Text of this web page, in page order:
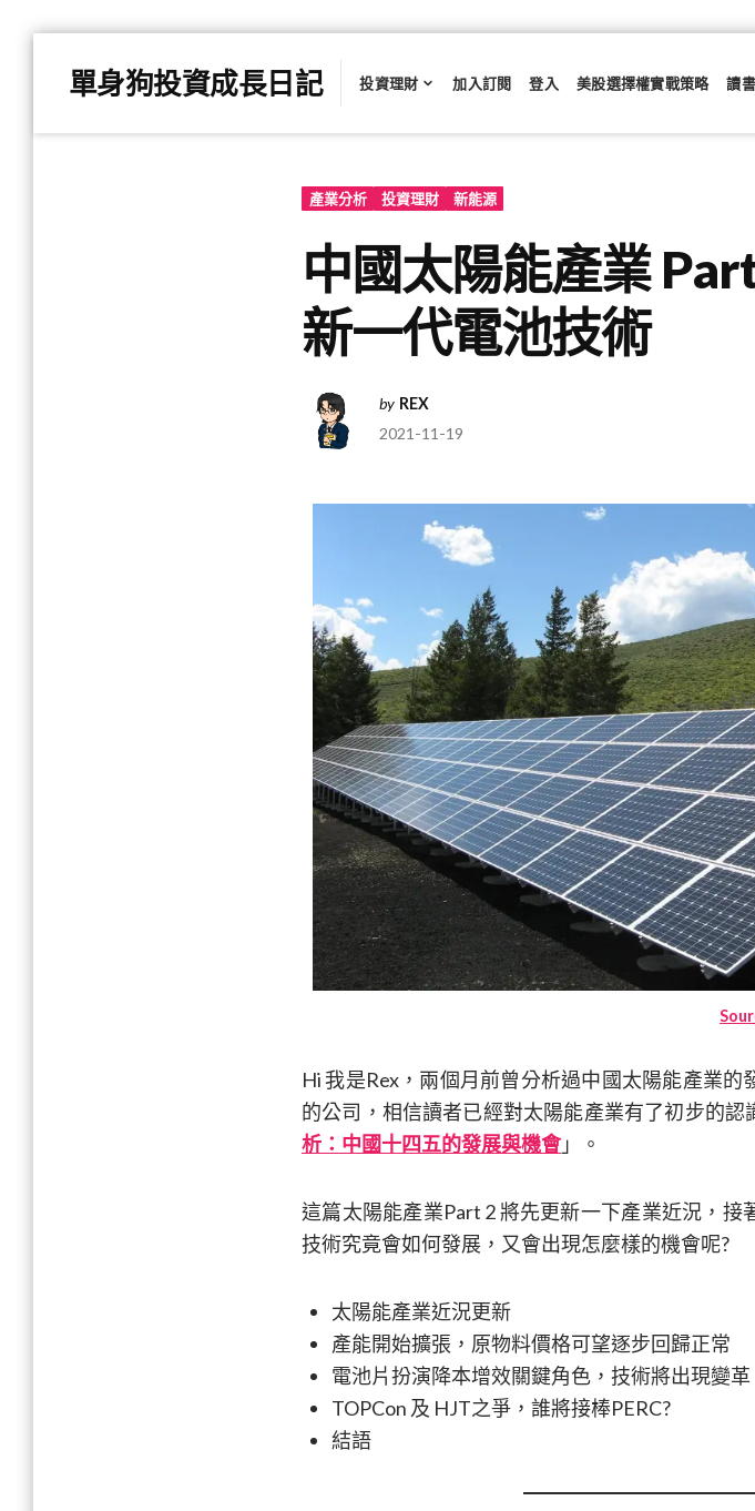
單身狗投資成長日記 投資理財 加入訂閱 登入 美股選擇權實戰策略 讀
產業分析 投資理財 新能源
中國太陽能產業
新一代電池技術
by REX
2021-11-19
S
Hi 我是Rex，兩個月前曾分析過中國太陽能產業
的公司，相信讀者已經對太陽能產業有了初步的
析：中國十四五的發展與機會」。
這篇太陽能產業Part 2 將先更新一下產業近況，
技術究竟會如何發展，又會出現怎麼樣的機會呢?
太陽能產業近況更新
產能開始擴張，原物料價格可望逐步回歸正常
電池片扮演降本增效關鍵角色，技術將出現變革
TOPCon 及 HJT之爭，誰將接棒PERC?
結語